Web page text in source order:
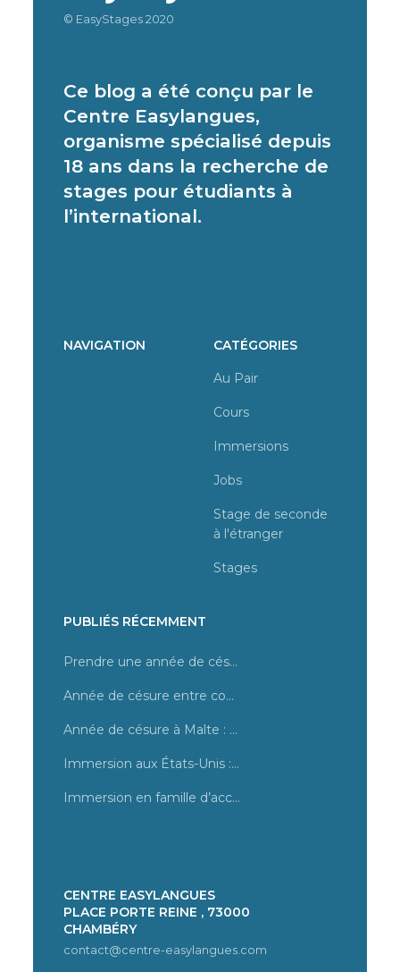
© EasyStages 2020
Ce blog a été conçu par le
Centre Easylangues,
organisme spécialisé depuis
18 ans dans la recherche de
stages pour étudiants à
l’international.
NAVIGATION CATÉGORIES
Au Pair
Cours
Immersions
Jobs
Stage de seconde
à l'étranger
Stages
PUBLIÉS RÉCEMMENT
Prendre une année de césure, quel programme choisir ?
Année de césure entre cours et stage en magasin à Malte
Année de césure à Malte : tout savoir sur des cours d’anglais
Immersion aux États-Unis : les destinations dans une famille d’accueil
Immersion en famille d’accueil à Los Angeles : un été unique
CENTRE EASYLANGUES
PLACE PORTE REINE , 73000
CHAMBÉRY
contact@centre-easylangues.com